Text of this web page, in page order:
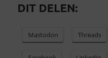
DIT DELEN:
Mastodon Threads